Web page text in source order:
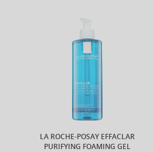
LA ROCHE-POSAY EFFACLAR
PURIFYING FOAMING GEL